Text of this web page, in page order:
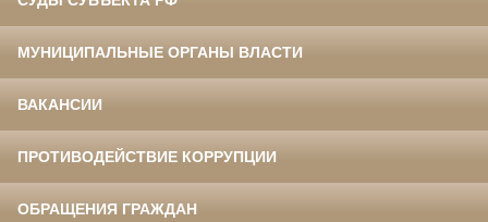
МУНИЦИПАЛЬНЫЕ ОРГАНЫ ВЛАСТИ
ВАКАНСИИ
ПРОТИВОДЕЙСТВИЕ КОРРУПЦИИ
ОБРАЩЕНИЯ ГРАЖДАН